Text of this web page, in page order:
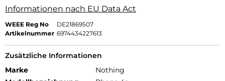
Informationen nach EU Data Act
WEEE Reg No
DE21869507
Artikelnummer 6974434227613
Zusätzliche Informationen
Marke
Nothing